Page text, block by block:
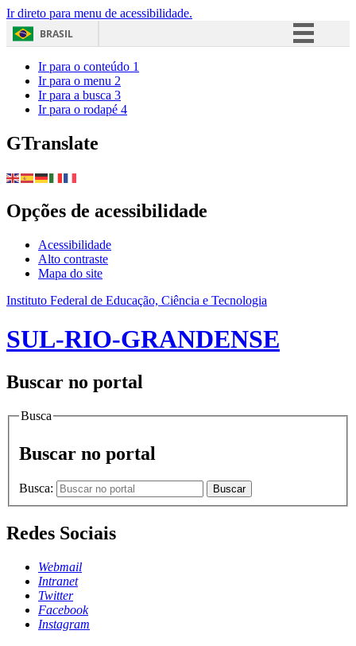
Ir direto para menu de acessibilidade.
BRASIL
Ir para o conteúdo 1
Ir para o menu 2
Ir para a busca 3
Ir para o rodapé 4
GTranslate
Opções de acessibilidade
Acessibilidade
Alto contraste
Mapa do site
Instituto Federal de Educação, Ciência e Tecnologia
SUL-RIO-GRANDENSE
Buscar no portal
Busca
Buscar no portal
Busca: Buscar
Redes Sociais
Webmail
Intranet
Twitter
Facebook
Instagram